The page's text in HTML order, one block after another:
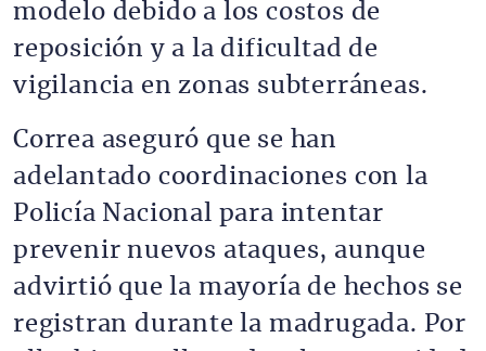
modelo debido a los costos de
reposición y a la dificultad de
vigilancia en zonas subterráneas.
Correa aseguró que se han
adelantado coordinaciones con la
Policía Nacional para intentar
prevenir nuevos ataques, aunque
advirtió que la mayoría de hechos se
registran durante la madrugada. Por